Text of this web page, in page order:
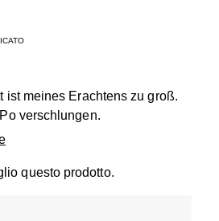
ist meines Erachtens zu groß.
verschlungen.
questo prodotto.